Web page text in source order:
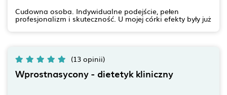
Cudowna osoba. Indywidualne podejście, pełen
profesjonalizm i skuteczność. U mojej córki efekty były już
widoczne po pierwszym miesiącu . Łącznie Wiki schudła
prawie 18 kg. w ciągu 7 miesięcy. Dodam że córka ma 15
Panią Elizę . (13 opinii)
Wprostnasycony - dietetyk kliniczny